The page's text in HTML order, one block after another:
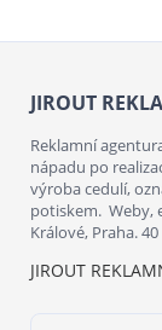
JIROUT
Reklamní
nápadu po
výroba cedulí,
potiskem. Weby,
Králové, Praha.
JIROUT